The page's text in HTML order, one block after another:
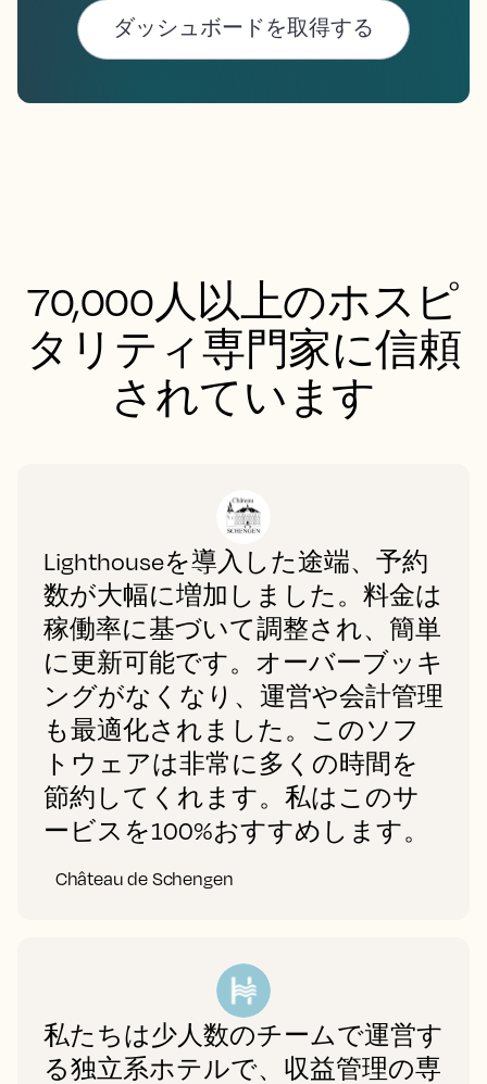
ダッシュボードを取得する
70,000人以上のホスピ
タリティ専門家に信頼
されています
Lighthouseを導入した途端、予約
数が大幅に増加しました。料金は
稼働率に基づいて調整され、簡単
に更新可能です。オーバーブッキ
ングがなくなり、運営や会計管理
も最適化されました。このソフ
トウェアは非常に多くの時間を
節約してくれます。私はこのサ
ービスを100%おすすめします。
Château de Schengen
私たちは少人数のチームで運営す
る独立系ホテルで、収益管理の専